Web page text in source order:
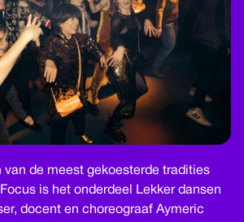
van de meest gekoesterde tradities
is het onderdeel Lekker dansen
docent en choreograaf Aymeric